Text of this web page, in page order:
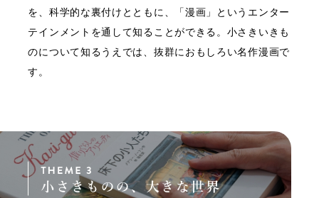
を、科学的な裏付けとともに、「漫画」というエンター
テインメントを通して知ることができる。小さきいきも
のについて知るうえでは、抜群におもしろい名作漫画で
す。